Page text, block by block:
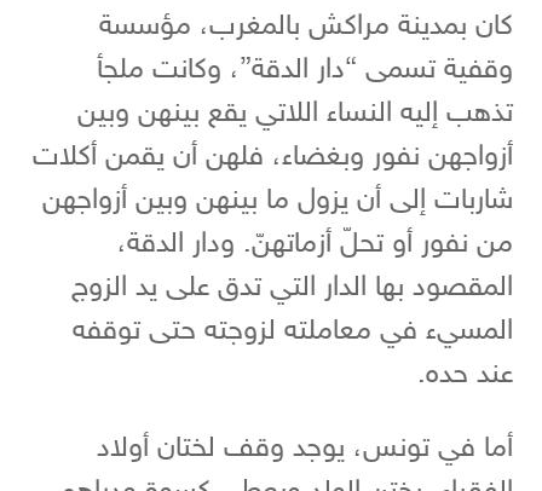
كان بمدينة مراكش بالمغرب، مؤسسة
وقفية تسمى “دار الدقة”، وكانت ملجأ
تذهب إليه النساء اللاتي يقع بينهن وبين
أزواجهن نفور وبغضاء، فلهن أن يقمن أكلات
شاربات إلى أن يزول ما بينهن وبين أزواجهن
من نفور أو تحلّ أزماتهنّ. ودار الدقة،
المقصود بها الدار التي تدق على يد الزوج
المسيء في معاملته لزوجته حتى توقفه
عند حده.
أما في تونس، يوجد وقف لختان أولاد